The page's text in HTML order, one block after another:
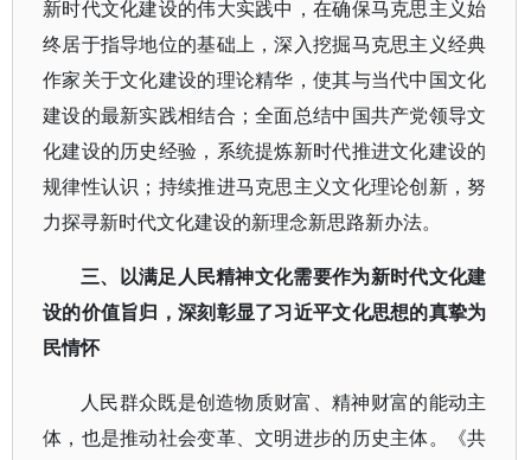
新时代文化建设的伟大实践中，在确保马克思主义始
终居于指导地位的基础上，深入挖掘马克思主义经典
作家关于文化建设的理论精华，使其与当代中国文化
建设的最新实践相结合；全面总结中国共产党领导文
化建设的历史经验，系统提炼新时代推进文化建设的
规律性认识；持续推进马克思主义文化理论创新，努
力探寻新时代文化建设的新理念新思路新办法。
三、以满足人民精神文化需要作为新时代文化建
设的价值旨归，深刻彰显了习近平文化思想的真挚为
民情怀
人民群众既是创造物质财富、精神财富的能动主
体，也是推动社会变革、文明进步的历史主体。《共